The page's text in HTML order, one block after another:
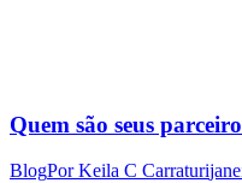
Quem são seus
BlogPorKeila C Carraturi